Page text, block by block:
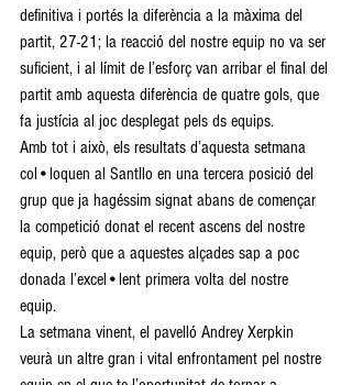
definitiva i portés la diferència a la màxima del
partit, 27-21; la reacció del nostre equip no va ser
suficient, i al límit de l’esforç van arribar el final del
partit amb aquesta diferència de quatre gols, que
fa justícia al joc desplegat pels ds equips.
Amb tot i això, els resultats d’aquesta setmana
col•loquen al Santllo en una tercera posició del
grup que ja hagéssim signat abans de començar
la competició donat el recent ascens del nostre
equip, però que a aquestes alçades sap a poc
donada l’excel•lent primera volta del nostre
equip.
La setmana vinent, el pavelló Andrey Xerpkin
veurà un altre gran i vital enfrontament pel nostre